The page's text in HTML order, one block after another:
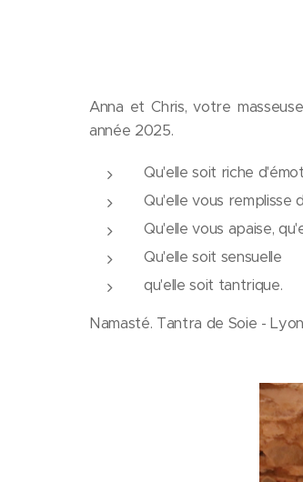
Anna et Chris, votre
année 2025.
Qu'elle soit riche
Qu'elle vous remplisse
Qu'elle vous apaise,
Qu'elle soit sensuelle
qu'elle soit tantrique.
Namasté. Tantra de Soie - Lyon